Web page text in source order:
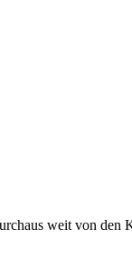
weit von